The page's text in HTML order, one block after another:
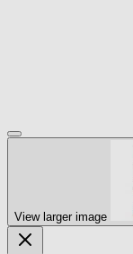
View larger image